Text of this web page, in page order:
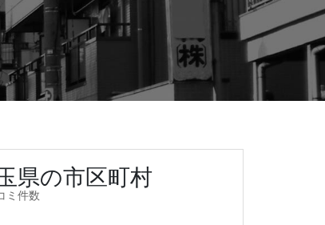
県の市区町村
ミ件数